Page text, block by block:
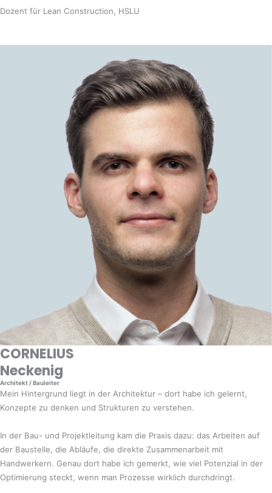
Dozent für Lean Construction, HSLU
CORNELIUS
Neckenig
Architekt / Bauleiter
Mein Hintergrund liegt in der Architektur – dort habe ich gelernt,
Konzepte zu denken und Strukturen zu verstehen.
In der Bau- und Projektleitung kam die Praxis dazu: das Arbeiten auf
der Baustelle, die Abläufe, die direkte Zusammenarbeit mit
Handwerkern. Genau dort habe ich gemerkt, wie viel Potenzial in der
Optimierung steckt, wenn man Prozesse wirklich durchdringt.